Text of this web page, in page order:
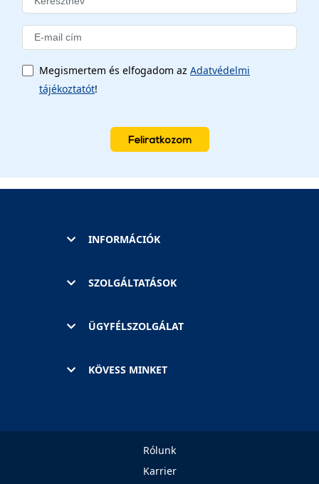
Megismertem és elfogadom az Adatvédelmi
tájékoztatót!
Feliratkozom
INFORMÁCIÓK
SZOLGÁLTATÁSOK
ÜGYFÉLSZOLGÁLAT
KÖVESS MINKET
Rólunk
Karrier